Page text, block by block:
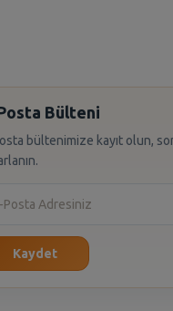
Bülteni
bültenimize kayıt olun,
Kaydet